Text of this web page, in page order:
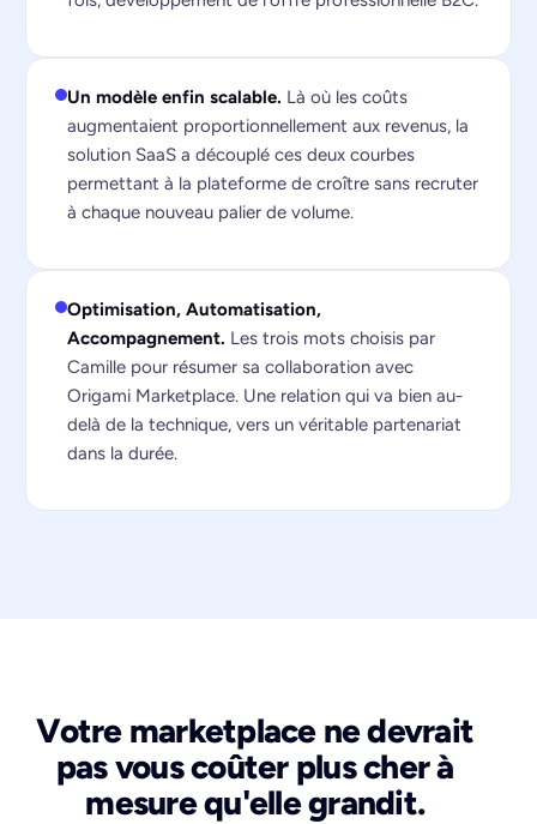
Un modèle enfin scalable. Là où les coûts
augmentaient proportionnellement aux revenus, la
solution SaaS a découplé ces deux courbes
permettant à la plateforme de croître sans recruter
à chaque nouveau palier de volume.
Optimisation, Automatisation,
Accompagnement. Les trois mots choisis par
Camille pour résumer sa collaboration avec
Origami Marketplace. Une relation qui va bien au-
delà de la technique, vers un véritable partenariat
dans la durée.
Votre marketplace ne devrait
pas vous coûter plus cher à
mesure qu'elle grandit.